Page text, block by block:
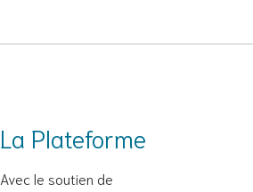
La Plateforme
Avec le soutien de